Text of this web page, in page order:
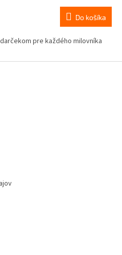
Do košíka
pre každého milovníka